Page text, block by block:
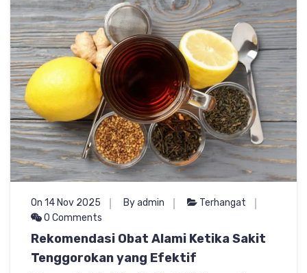
On 14 Nov 2025 By admin
Terhangat
0 Comments
Rekomendasi Obat Alami Ketika Sakit
Tenggorokan yang Efektif